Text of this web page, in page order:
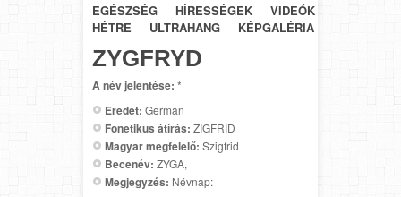
EGÉSZSÉG HÍRESSÉGEK VIDEÓK
HÉTRŐL-
HÉTRE
ULTRAHANG KÉPGALÉRIA
ZYGFRYD
A név jelentése: *
Eredet: Germán
Fonetikus átírás: ZIGFRID
Magyar megfelelő: Szigfrid
Becenév: ZYGA,
Megjegyzés: Névnap: